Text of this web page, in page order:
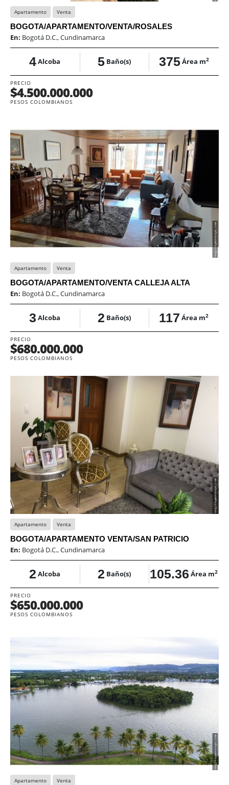
Apartamento Venta
BOGOTA/APARTAMENTO/VENTA/ROSALES
En: Bogotá D.C., Cundinamarca
4Alcoba 5 Baño(s) 375Área m2
PRECIO
$4.500.000.000
PESOS COLOMBIANOS
Apartamento Venta
BOGOTA/APARTAMENTO/VENTA CALLEJA ALTA
En: Bogotá D.C., Cundinamarca
3 Alcoba 2 Baño(s) 117 Área m2
PRECIO
$680.000.000
PESOS COLOMBIANOS
Apartamento Venta
BOGOTA/APARTAMENTO VENTA/SAN PATRICIO
En: Bogotá D.C., Cundinamarca
2 Alcoba 2 Baño(s) 105.36 Área m2
PRECIO
$650.000.000
PESOS COLOMBIANOS
Apartamento Venta